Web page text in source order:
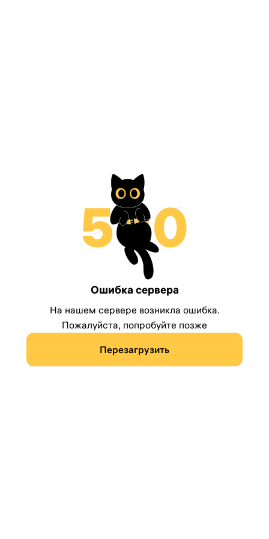
Ошибка сервера
На нашем сервере возникла ошибка.
Пожалуйста, попробуйте позже
Перезагрузить